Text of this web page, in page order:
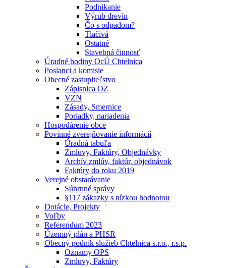
Podnikanie
Výrub drevín
Čo s odpadom?
Tlačivá
Ostatné
Stavebná činnosť
Úradné hodiny OcÚ Chtelnica
Poslanci a komisie
Obecné zastupiteľstvo
Zápisnica OZ
VZN
Zásady, Smernice
Poriadky, nariadenia
Hospodárenie obce
Povinné zverejňovanie informácií
Úradná tabuľa
Zmluvy, Faktúry, Objednávky
Archív zmlúv, faktúr, objednávok
Faktúry do roku 2019
Verejné obstarávanie
Súhrnné správy
§117 zákazky s nízkou hodnotou
Dotácie, Projekty
Voľby
Referendum 2023
Územný plán a PHSR
Obecný podnik služieb Chtelnica s.r.o., r.s.p.
Oznamy OPS
Zmluvy, Faktúry